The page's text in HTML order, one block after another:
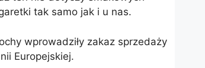
tak samo jak i u nas.
wprowadziły zakaz sprzedaży
Europejskiej.